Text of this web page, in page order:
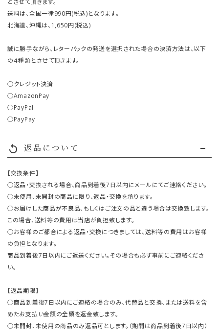
送料は、全国一律990円(税込)となります。
北海道、沖縄は、1,650円(税込)
誠に勝手ながら、レターパックの発送を選択された場合の決済方法は、以下
の４種類とさせて頂きます。
○クレジット決済
○AmazonPay
○PayPal
○PayPay
replay 返品について
【交換条件】
○返品・交換される場合、商品到着後7日以内にメールにてご連絡ください。
○未使用、未開封の商品に限り、返品・交換を承ります。
○お届けした商品が不良品、もしくはご注文の品と違う場合は交換致します。
この場合、送料等の費用は当店が負担致します。
○お客様のご都合による返品・交換につきましては、送料等の費用はお客様
の負担となります。
商品到着後7日以内にご返送ください。その場合も必ず事前にご連絡くださ
い。
【返品期限】
○商品到着後7日以内にご連絡の場合のみ、代替品と交換、または送料を含
めたお支払い金額の全額を返金致します。
○未開封、未使用の商品のみ返品可とします。（期間は商品到着後7日以内）